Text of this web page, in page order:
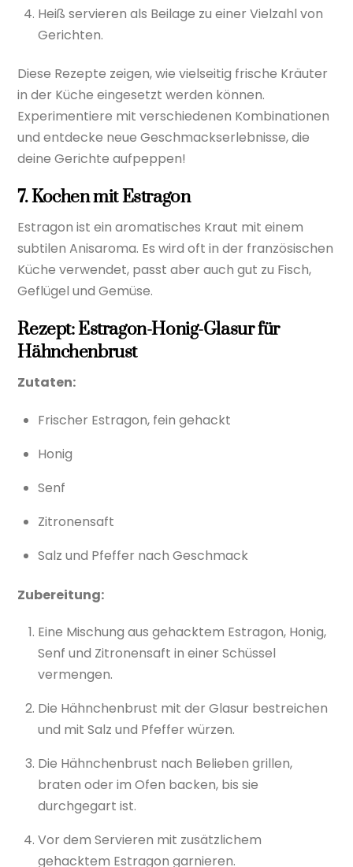
Heiß servieren als Beilage zu einer Vielzahl von
Gerichten.
Diese Rezepte zeigen, wie vielseitig frische Kräuter
in der Küche eingesetzt werden können.
Experimentiere mit verschiedenen Kombinationen
und entdecke neue Geschmackserlebnisse, die
deine Gerichte aufpeppen!
7. Kochen mit Estragon
Estragon ist ein aromatisches Kraut mit einem
subtilen Anisaroma. Es wird oft in der französischen
Küche verwendet, passt aber auch gut zu Fisch,
Geflügel und Gemüse.
Rezept: Estragon-Honig-Glasur für
Hähnchenbrust
Zutaten:
Frischer Estragon, fein gehackt
Honig
Senf
Zitronensaft
Salz und Pfeffer nach Geschmack
Zubereitung:
Eine Mischung aus gehacktem Estragon, Honig,
Senf und Zitronensaft in einer Schüssel
vermengen.
Die Hähnchenbrust mit der Glasur bestreichen
und mit Salz und Pfeffer würzen.
Die Hähnchenbrust nach Belieben grillen,
braten oder im Ofen backen, bis sie
durchgegart ist.
Vor dem Servieren mit zusätzlichem
gehacktem Estragon garnieren.